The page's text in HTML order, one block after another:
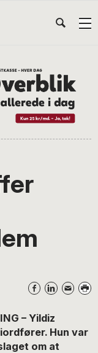
– Yildiz
Hun var
om at